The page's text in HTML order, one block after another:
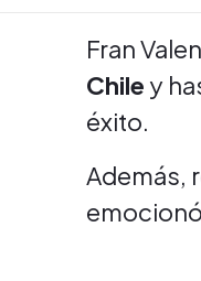
Fran
Chile y
éxito.
Además,